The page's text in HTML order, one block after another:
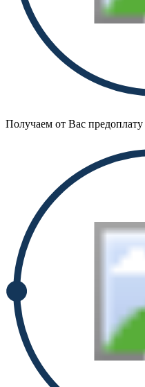
Получаем от Вас